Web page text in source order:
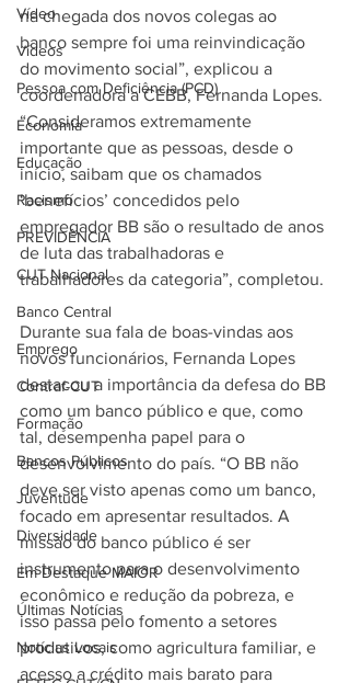
Vídeo
Vídeos
Pessoa com Deficiência (PCD)
Economia
Educação
Racismo
PREVIDÊNCIA
CUT Nacional
Banco Central
Emprego
Contraf-CUT
Formação
Bancos Públicos
Juventude
Diversidade
Em Destaque MAIOR
Últimas Notícias
Notícias Locais
na chegada dos novos colegas ao
banco sempre foi uma reinvindicação
do movimento social”, explicou a
coordenadora a CEBB, Fernanda Lopes.
“Consideramos extremamente
importante que as pessoas, desde o
início, saibam que os chamados
‘benefícios’ concedidos pelo
empregador BB são o resultado de anos
de luta das trabalhadoras e
trabalhadores da categoria”, completou.
Durante sua fala de boas-vindas aos
novos funcionários, Fernanda Lopes
destacou a importância da defesa do BB
como um banco público e que, como
tal, desempenha papel para o
desenvolvimento do país. “O BB não
deve ser visto apenas como um banco,
focado em apresentar resultados. A
missão do banco público é ser
instrumento para o desenvolvimento
econômico e redução da pobreza, e
isso passa pelo fomento a setores
produtivos, como agricultura familiar, e
acesso a crédito mais barato para